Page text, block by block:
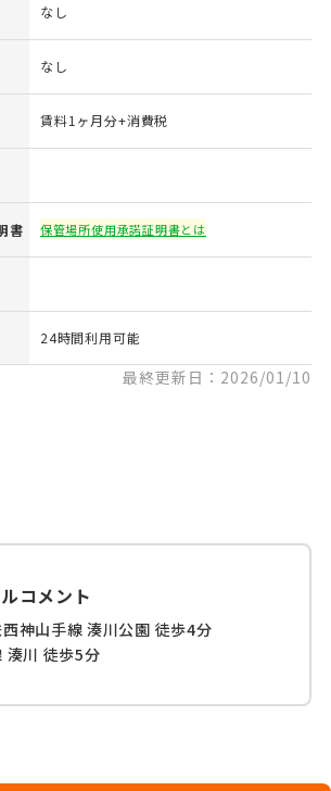
なし
なし
賃料1ヶ月分+消費税
書 保管場所使用承諾証明書とは
24時間利用可能
最終更新日：2026/01/10
コメント
神山手線 湊川公園 徒歩4分
湊川 徒歩5分